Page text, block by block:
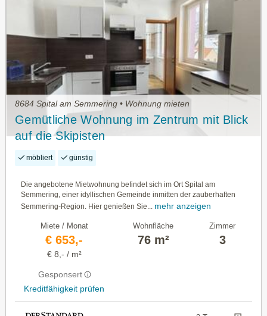
8684 Spital am Semmering • Wohnung mieten
Gemütliche Wohnung im Zentrum mit Blick
auf die Skipisten
möbliert günstig
Die angebotene Mietwohnung befindet sich im Ort Spital am
Semmering, einer idyllischen Gemeinde inmitten der zauberhaften
Semmering-Region. Hier genießen Sie...
mehr anzeigen
Miete / Monat
€ 653,-
€ 8,- / m²
Gesponsert
Kreditfähigkeit prüfen
Wohnfläche
76 m²
Zimmer
3